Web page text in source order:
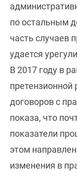
по остальным
часть случаев
удается
В 2017 году в
договоров с
показа, что
показатели
этом
изменения в